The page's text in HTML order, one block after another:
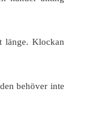
länge. Klockan
behöver inte